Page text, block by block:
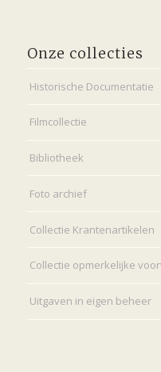
Onze collecties
Historische Documentatie
Filmcollectie
Bibliotheek
Foto archief
Collectie Krantenartikelen
Collectie opmerkelijke
Uitgaven in eigen beheer